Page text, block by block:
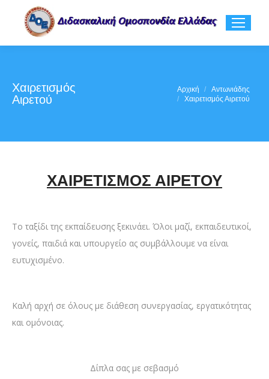
Χαιρετισμός
Αιρετού
Αρχική
Αντωνιάδης
Χαιρετισμός Αιρετού
ΧΑΙΡΕΤΙΣΜΟΣ ΑΙΡΕΤΟΥ
Το ταξίδι της εκπαίδευσης ξεκινάει. Όλοι μαζί, εκπαιδευτικοί,
γονείς, παιδιά και υπουργείο ας συμβάλλουμε να είναι
ευτυχισμένο.
Καλή αρχή σε όλους με διάθεση συνεργασίας, εργατικότητας
και ομόνοιας.
Δίπλα σας με σεβασμό